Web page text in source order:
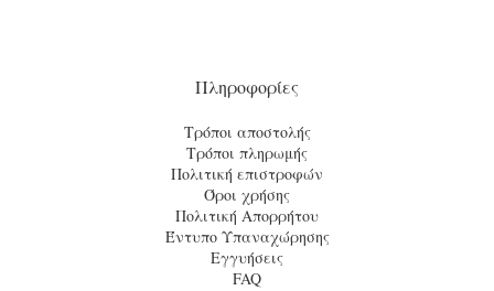
Πληροφορίες
Τρόποι αποστολής
Τρόποι πληρωμής
Πολιτική επιστροφών
Όροι χρήσης
Πολιτική Απορρήτου
Έντυπο Υπαναχώρησης
Εγγυήσεις
FAQ